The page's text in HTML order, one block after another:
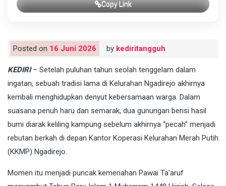
Copy Link
Posted on 16 Juni 2026 by kediritangguh
KEDIRI– Setelah puluhan tahun seolah tenggelam dalam
ingatan, sebuah tradisi lama di Kelurahan Ngadirejo akhirnya
kembali menghidupkan denyut kebersamaan warga. Dalam
suasana penuh haru dan semarak, dua gunungan berisi hasil
bumi diarak keliling kampung sebelum akhirnya “pecah” menjadi
rebutan berkah di depan Kantor Koperasi Kelurahan Merah Putih
(KKMP) Ngadirejo.
Momen itu menjadi puncak kemeriahan Pawai Ta’aruf